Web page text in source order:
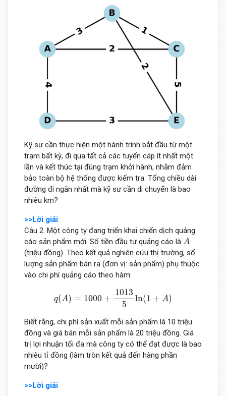
Kỹ sư cần thực hiện một hành trình bắt đầu từ một
trạm bất kỳ, đi qua tất cả các tuyến cáp ít nhất một
lần và kết thúc tại đúng trạm khởi hành, nhằm đảm
bảo toàn bộ hệ thống được kiểm tra. Tổng chiều dài
đường đi ngắn nhất mà kỹ sư cần di chuyển là bao
nhiêu km?
>>Lời giải
Câu 2. Một công ty đang triển khai chiến dịch quảng
cáo sản phẩm mới. Số tiền đầu tư quảng cáo là A
A
(triệu đồng). Theo kết quả nghiên cứu thị trường, số
lượng sản phẩm bán ra (đơn vị: sản phẩm) phụ thuộc
vào chi phí quảng cáo theo hàm:
q(A) = 1000 +
1013
5
ln(1 + A)
10135ln
Biết rằng, chi phí sản xuất mỗi sản phẩm là 10 triệu
đồng và giá bán mỗi sản phẩm là 20 triệu đồng. Giá
trị lợi nhuận tối đa mà công ty có thể đạt được là bao
nhiêu tỉ đồng (làm tròn kết quả đến hàng phần
mười)?
>>Lời giải